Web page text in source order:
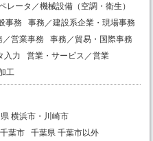
レータ／機械設備（空調・衛生）
事務
事務／建設系企業・現場事務
／営業事務
事務／貿易・国際事務
入力
営業・サービス／営業
工
横浜市・川崎市
葉市 千葉県 千葉市以外